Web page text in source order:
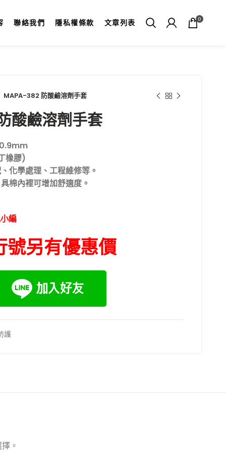
聯絡我們 隱私權條款 文章列表 0
MAPA-382 防酸鹼溶劑手套
酸鹼溶劑手套
橡膠)
化學處理、工程維修等。
棉內裡可增加舒適度。
編
號另有優惠價
護
。